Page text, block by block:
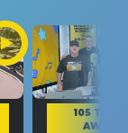
105 TAKE
AWAY